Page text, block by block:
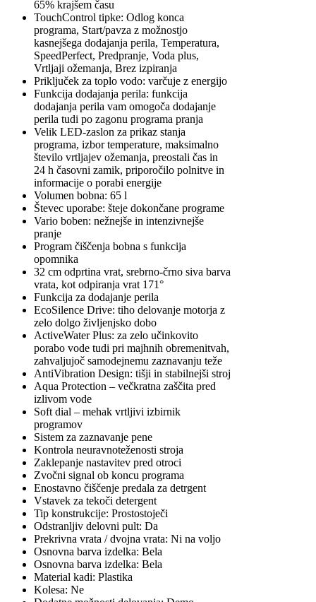
65% krajšem času
TouchControl tipke: Odlog konca
programa, Start/pavza z možnostjo
kasnejšega dodajanja perila, Temperatura,
SpeedPerfect, Predpranje, Voda plus,
Vrtljaji ožemanja, Brez izpiranja
Priključek za toplo vodo: varčuje z energijo
Funkcija dodajanja perila: funkcija
dodajanja perila vam omogoča dodajanje
perila tudi po zagonu programa pranja
Velik LED-zaslon za prikaz stanja
programa, izbor temperature, maksimalno
število vrtljajev ožemanja, preostali čas in
24 h časovni zamik, priporočilo polnitve in
informacije o porabi energije
Volumen bobna: 65 l
Števec uporabe: šteje dokončane programe
Vario boben: nežnejše in intenzivnejše
pranje
Program čiščenja bobna s funkcija
opomnika
32 cm odprtina vrat, srebrno-črno siva barva
vrata, kot odpiranja vrat 171°
Funkcija za dodajanje perila
EcoSilence Drive: tiho delovanje motorja z
zelo dolgo življenjsko dobo
ActiveWater Plus: za zelo učinkovito
porabo vode tudi pri majhnih obremenitvah,
zahvaljujoč samodejnemu zaznavanju teže
AntiVibration Design: tišji in stabilnejši stroj
Aqua Protection – večkratna zaščita pred
izlivom vode
Soft dial – mehak vrtljivi izbirnik
programov
Sistem za zaznavanje pene
Kontrola neuravnoteženosti stroja
Zaklepanje nastavitev pred otroci
Zvočni signal ob koncu programa
Enostavno čiščenje predala za detrgent
Vstavek za tekoči detergent
Tip konstrukcije: Prostostoječi
Odstranljiv delovni pult: Da
Prekrivna vrata / dvojna vrata: Ni na voljo
Osnovna barva izdelka: Bela
Osnovna barva izdelka: Bela
Material kadi: Plastika
Kolesa: Ne